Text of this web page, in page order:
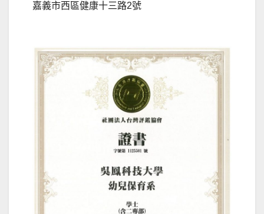
嘉義市西區健康十三路2號